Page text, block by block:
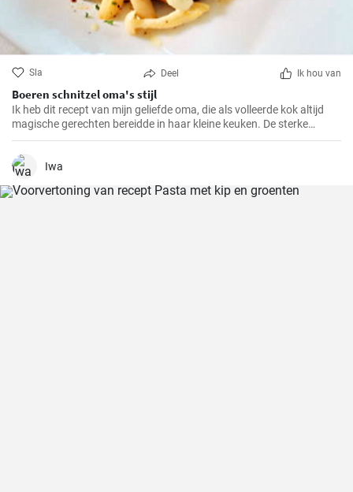
Sla Deel Ik hou van
Boeren schnitzel oma's stijl
Ik heb dit recept van mijn geliefde oma, die als volleerde kok altijd
magische gerechten bereidde in haar kleine keuken. De sterke
smaken en knapperige paneerlaag van de BauernSchnitzel maken
dit gerecht tot mijn absolute favoriet. En het beste eraan is dat het
zo makkelijk te bereiden is dat het ook in jouw keuken een compleet
Iwa